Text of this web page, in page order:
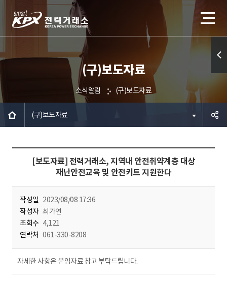
(구)보도자료
소식알림 (구)보도자료
(구)보도자료
[보도자료] 전력거래소, 지역내 안전취약계층 대상
재난안전교육 및 안전키트 지원한다
작성일 2023/08/08 17:36
작성자 최가연
조회수 4,121
연락처 061-330-8208
자세한 사항은 붙임자료 참고 부탁드립니다.